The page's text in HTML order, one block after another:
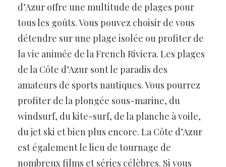
d’Azur offre une multitude de plages pour
tous les goûts. Vous pouvez choisir de vous
détendre sur une plage isolée ou profiter de
la vie animée de la French Riviera. Les plages
de la Côte d’Azur sont le paradis des
amateurs de sports nautiques. Vous pourrez
profiter de la plongée sous-marine, du
windsurf, du kite-surf, de la planche à voile,
du jet ski et bien plus encore. La Côte d’Azur
est également le lieu de tournage de
nombreux films et séries célèbres. Si vous